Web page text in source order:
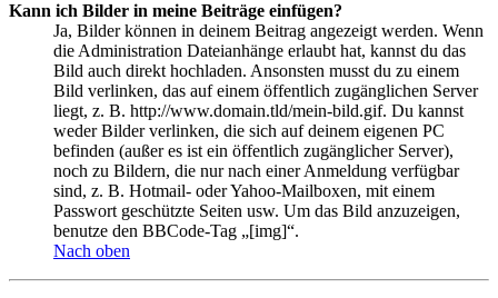
Kann ich Bilder in meine Beiträge einfügen?
Ja, Bilder können in deinem Beitrag angezeigt werden. Wenn
die Administration Dateianhänge erlaubt hat, kannst du das
Bild auch direkt hochladen. Ansonsten musst du zu einem
Bild verlinken, das auf einem öffentlich zugänglichen Server
liegt, z. B. http://www.domain.tld/mein-bild.gif. Du kannst
weder Bilder verlinken, die sich auf deinem eigenen PC
befinden (außer es ist ein öffentlich zugänglicher Server),
noch zu Bildern, die nur nach einer Anmeldung verfügbar
sind, z. B. Hotmail- oder Yahoo-Mailboxen, mit einem
Passwort geschützte Seiten usw. Um das Bild anzuzeigen,
benutze den BBCode-Tag „[img]“.
Nach oben